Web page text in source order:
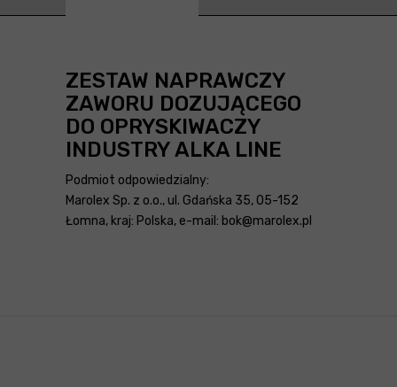
ZESTAW NAPRAWCZY
ZAWORU DOZUJĄCEGO
DO OPRYSKIWACZY
INDUSTRY ALKA LINE
Podmiot odpowiedzialny:
Marolex Sp. z o.o., ul. Gdańska 35, 05-152
Łomna, kraj: Polska, e-mail: bok@marolex.pl